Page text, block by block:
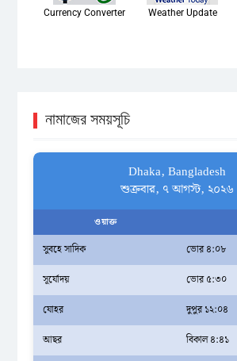
Currency Converter Weather Update
নামাজের সময়সূচি
Dhaka, Bangladesh
শুক্রবার, ৭ আগস্ট, ২০২৬
ওয়াক্ত
সুবহে সাদিক
ভোর ৪:০৮
সূর্যোদয়
ভোর ৫:৩০
যোহর
দুপুর ১২:০৪
আছর
বিকাল ৪:৪১